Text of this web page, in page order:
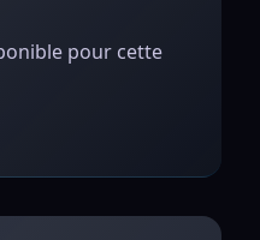
pour cette